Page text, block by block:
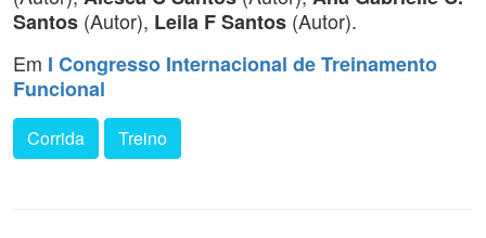
Santos (Autor), Leila F Santos (Autor).
Em I Congresso Internacional de Treinamento
Funcional
Corrida Treino